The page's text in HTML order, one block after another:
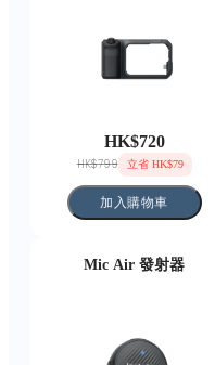
HK$720
立省 HK$79
HK$799
加入購物車
Mic Air 發射器